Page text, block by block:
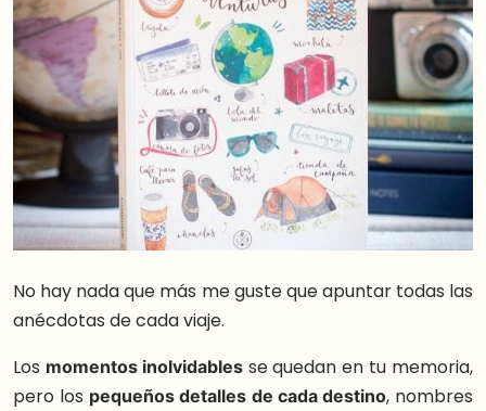
No hay nada que más me guste que apuntar todas las
anécdotas de cada viaje.
Los momentos inolvidablesse quedan en tu memoria,
pero los pequeños detalles de cada destino, nombres